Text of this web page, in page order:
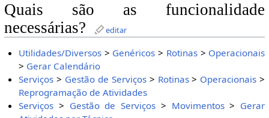
Quais são as funcionalidade
necessárias?
editar
Utilidades/Diversos > Genéricos > Rotinas> Operacionais
> Gerar Calendário
Serviços > Gestão de Serviços> Rotinas> Operacionais >
Reprogramação de Atividades
Serviços > Gestão de Serviços > Movimentos> Gerar